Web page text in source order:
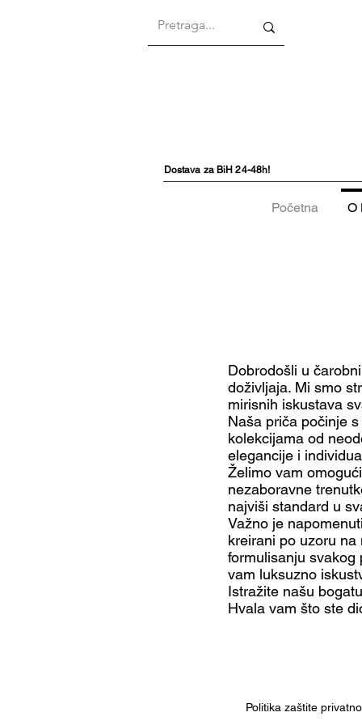
Dostava za BiH 24-48h!
Početna O
Dobrodošli u
doživljaja. Mi smo
mirisnih iskustava
Naša priča počinje
kolekcijama od
elegancije i
Želimo vam
nezaboravne
najviši standard u
Važno je
kreirani po uzoru
formulisanju svakog
vam luksuzno
Istražite našu
Hvala vam što ste
Politika zaštite